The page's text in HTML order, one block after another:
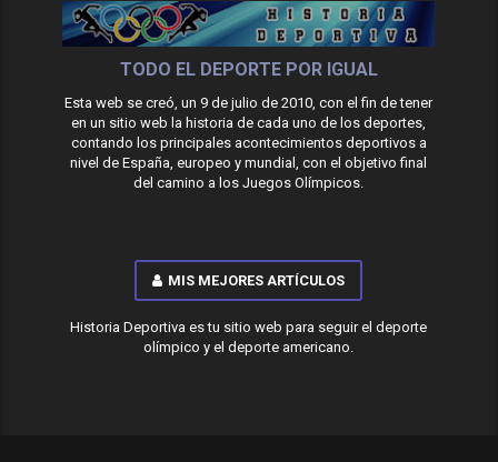
TODO EL DEPORTE POR IGUAL
Esta web se creó, un 9 de julio de 2010, con el fin de tener
en un sitio web la historia de cada uno de los deportes,
contando los principales acontecimientos deportivos a
nivel de España, europeo y mundial, con el objetivo final
del camino a los Juegos Olímpicos.
MIS MEJORES ARTÍCULOS
Historia Deportiva es tu sitio web para seguir el deporte
olímpico y el deporte americano.